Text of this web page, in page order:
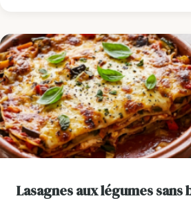
Lasagnes aux légumes sans